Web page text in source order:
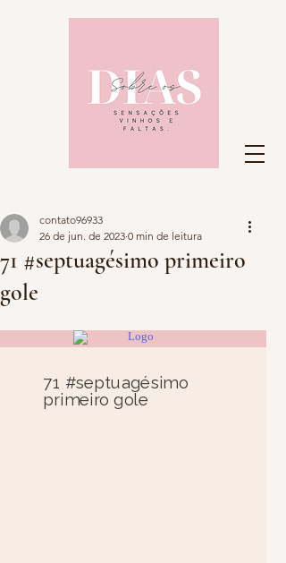
71 #septuagésimo primeiro
gole
contato96933
26 de jun. de 2023 0 min de leitura